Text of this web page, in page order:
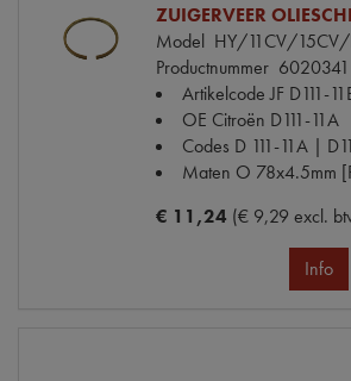
ZUIGERVEER
Model HY/11CV/15CV/
Productnummer 6020341
Artikelcode JF D111-
OE Citroën D111-11A
Codes D 111-11A |
Maten O 78x4.5mm
€ 11,24 (€ 9,29 excl.
Info